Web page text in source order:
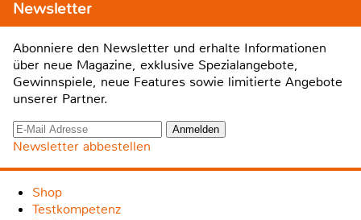
Newsletter
Abonniere den Newsletter und erhalte Informationen
über neue Magazine, exklusive Spezialangebote,
Gewinnspiele, neue Features sowie limitierte Angebote
unserer Partner.
Newsletter abbestellen
Shop
Testkompetenz